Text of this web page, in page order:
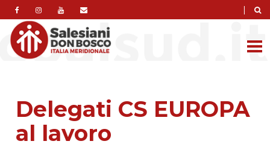
|
Delegati CS EUROPA
al lavoro